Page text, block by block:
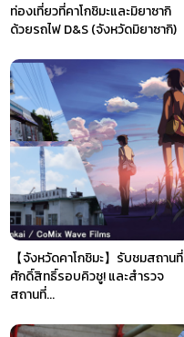
ท่องเที่ยวที่คาโกชิมะและมิยาซากิ
ด้วยรถไฟ D&S (จังหวัดมิยาซากิ)
【จังหวัดคาโกชิมะ】รับชมสถานที่
ศักดิ์สิทธิ์รอบคิวชู! และสำรวจ
สถานที่...